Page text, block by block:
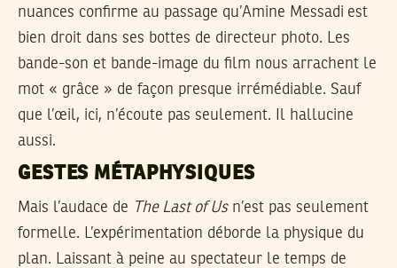
nuances confirme au passage qu’Amine Messadi est
bien droit dans ses bottes de directeur photo. Les
bande-son et bande-image du film nous arrachent le
mot « grâce » de façon presque irrémédiable. Sauf
que l’œil, ici, n’écoute pas seulement. Il hallucine
aussi.
GESTES MÉTAPHYSIQUES
Mais l’audace de The Last of Usn’est pas seulement
formelle. L’expérimentation déborde la physique du
plan. Laissant à peine au spectateur le temps de